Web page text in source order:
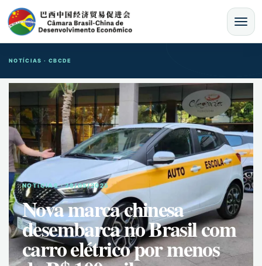
MENU
NOTÍCIAS · CBCDE
NOTíCIAS · 28/05/2025
Nova marca chinesa
desembarca no Brasil com
carro elétrico por menos